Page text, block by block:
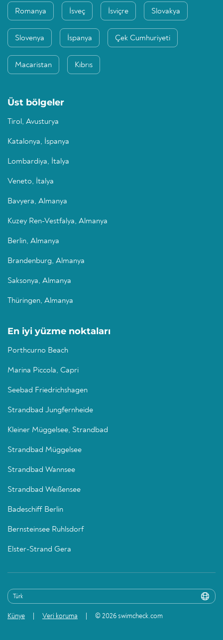
Romanya İsveç İsviçre Slovakya
Slovenya İspanya Çek Cumhuriyeti
Macaristan Kıbrıs
Üst bölgeler
Tirol, Avusturya
Katalonya, İspanya
Lombardiya, İtalya
Veneto, İtalya
Bavyera, Almanya
Kuzey Ren-Vestfalya, Almanya
Berlin, Almanya
Brandenburg, Almanya
Saksonya, Almanya
Thüringen, Almanya
En iyi yüzme noktaları
Porthcurno Beach
Marina Piccola, Capri
Seebad Friedrichshagen
Strandbad Jungfernheide
Kleiner Müggelsee, Strandbad
Strandbad Müggelsee
Strandbad Wannsee
Strandbad Weißensee
Badeschiff Berlin
Bernsteinsee Ruhlsdorf
Elster-Strand Gera
Künye Veri koruma © 2026 swimcheck.com